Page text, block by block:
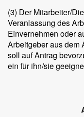
(3) Der Mitarbeiter/
Veranlassung des
Einvernehmen oder
Arbeitgeber aus dem
soll auf Antrag
ein für ihn/sie